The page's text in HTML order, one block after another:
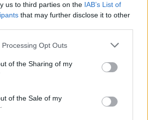
us to third parties on the IAB’s List of
that may further disclose it to other
website/app uses one or more Google
or usage behaviour. You may click to
to Google and its third-party tags to
specified purposes in below Google
Opt Outs
of the Sharing of my
of the Sale of my
járat meghosszabbított
8. kapu megállóhelyig
22:15 órakor induló
útvonalon, Mercedes 8.
közlekedik.